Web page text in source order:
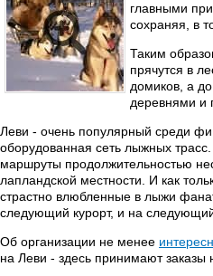
главными
сохраняя, в
Таким
прячутся в
домиков, а до
деревнями и
Леви - очень популярный среди
оборудованная сеть лыжных
маршруты продолжительностью
лапландской местности. И как
страстно влюбленные в лыжи
следующий курорт, и на
Об организации не менее
на Леви - здесь принимают заказы